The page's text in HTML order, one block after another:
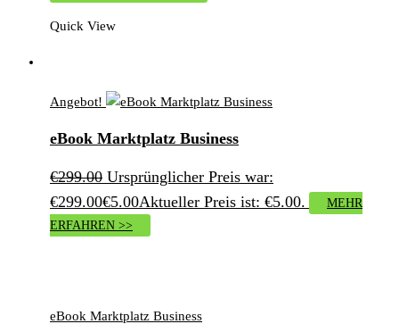
Quick View
Angebot!
eBook Marktplatz Business
€299.00 Ursprünglicher Preis war:
€299.00€5.00Aktueller Preis ist: €5.00.
MEHR
ERFAHREN >>
eBook Marktplatz Business